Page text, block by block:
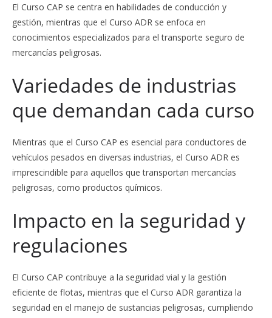
El Curso CAP se centra en habilidades de conducción y
gestión, mientras que el Curso ADR se enfoca en
conocimientos especializados para el transporte seguro de
mercancías peligrosas.
Variedades de industrias
que demandan cada curso
Mientras que el Curso CAP es esencial para conductores de
vehículos pesados en diversas industrias, el Curso ADR es
imprescindible para aquellos que transportan mercancías
peligrosas, como productos químicos.
Impacto en la seguridad y
regulaciones
El Curso CAP contribuye a la seguridad vial y la gestión
eficiente de flotas, mientras que el Curso ADR garantiza la
seguridad en el manejo de sustancias peligrosas, cumpliendo